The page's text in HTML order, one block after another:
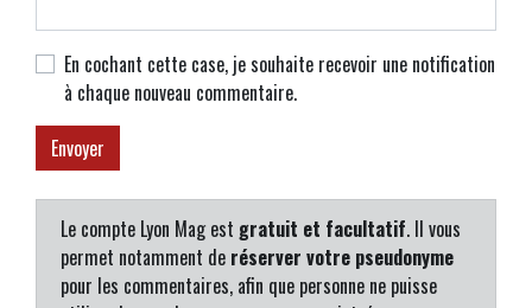
En cochant cette case, je souhaite recevoir une notification
à chaque nouveau commentaire.
Le compte Lyon Mag est gratuit et facultatif. Il vous
permet notamment de réserver votre pseudonyme
pour les commentaires, afin que personne ne puisse